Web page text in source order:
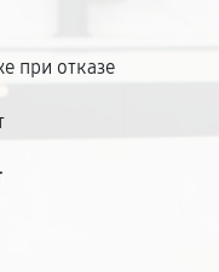
при отказе